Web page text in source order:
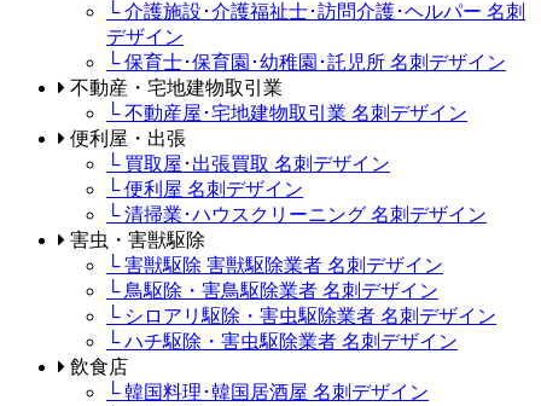
└ 介護施設･介護福祉士･訪問介護･ヘルパー 名刺
デザイン
└ 保育士･保育園･幼稚園･託児所 名刺デザイン
不動産・宅地建物取引業
└ 不動産屋･宅地建物取引業 名刺デザイン
便利屋・出張
└ 買取屋･出張買取 名刺デザイン
└ 便利屋 名刺デザイン
└ 清掃業･ハウスクリーニング 名刺デザイン
害虫・害獣駆除
└ 害獣駆除 害獣駆除業者 名刺デザイン
└ 鳥駆除・害鳥駆除業者 名刺デザイン
└ シロアリ駆除・害虫駆除業者 名刺デザイン
└ ハチ駆除・害虫駆除業者 名刺デザイン
飲食店
└ 韓国料理･韓国居酒屋 名刺デザイン